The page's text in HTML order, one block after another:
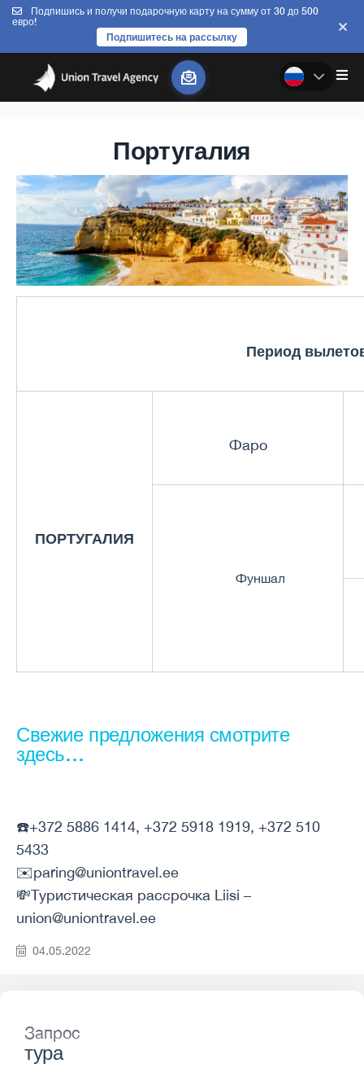
Подпишись и получи подарочную карту на сумму от 30 до 500
евро!
Подпишитесь на рассылку
Португалия
Период
ПОРТУГАЛИЯ
Фаро
Фуншал
Свежие предложения смотрите
здесь…
☎️+372 5886 1414, +372 5918 1919, +372 510
5433
✉️paring@uniontravel.ee
💸Туристическая рассрочка Liisi –
union@uniontravel.ee
04.05.2022
Запрос
тура